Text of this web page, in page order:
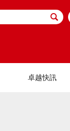
卓越快訊